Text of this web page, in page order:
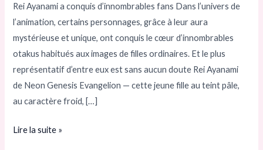
Rei Ayanami a conquis d’innombrables fans Dans l’univers de
l’animation, certains personnages, grâce à leur aura
mystérieuse et unique, ont conquis le cœur d’innombrables
otakus habitués aux images de filles ordinaires. Et le plus
représentatif d’entre eux est sans aucun doute Rei Ayanami
de Neon Genesis Evangelion — cette jeune fille au teint pâle,
au caractère froid, […]
nous
a
vraiment
apporté
?
Lire la suite »